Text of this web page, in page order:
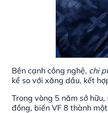
Bên cạnh công nghệ, chi
kể so với xăng dầu, kết
Trong vòng 5 năm sở
đồng, biến VF 8 thành